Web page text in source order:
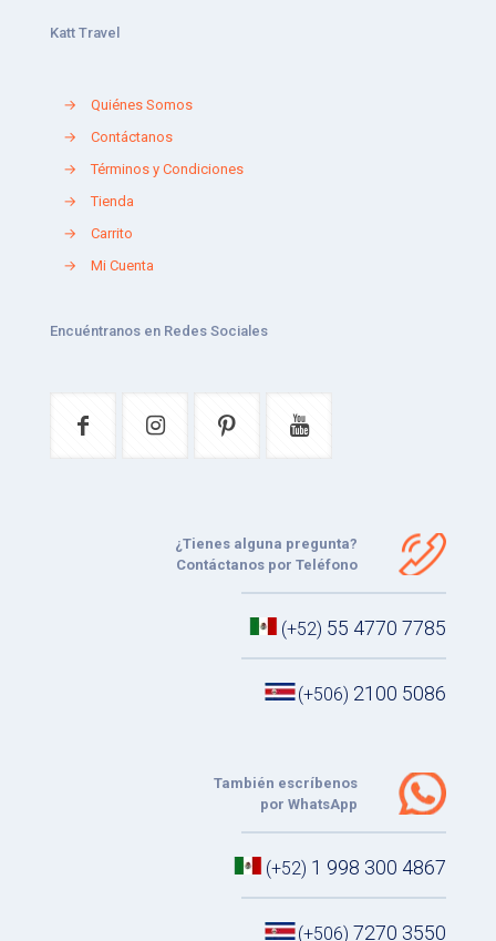
Katt Travel
→
Quiénes Somos
→
Contáctanos
→
Términos y Condiciones
→
Tienda
→
Carrito
→
Mi Cuenta
Encuéntranos en Redes Sociales
¿Tienes alguna pregunta?
Contáctanos por Teléfono
(+52) 55 4770 7785
(+506) 2100 5086
También escríbenos
por WhatsApp
(+52) 1 998 300 4867
(+506) 7270 3550